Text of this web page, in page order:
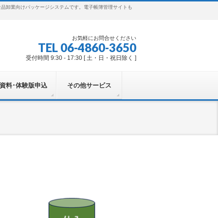
卸業向けパッケージシステムです。電子帳簿管理サイトも
お気軽にお問合せください
TEL 06-4860-3650
受付時間 9:30 - 17:30 [ 土・日・祝日除く ]
資料･体験版申込 その他サービス